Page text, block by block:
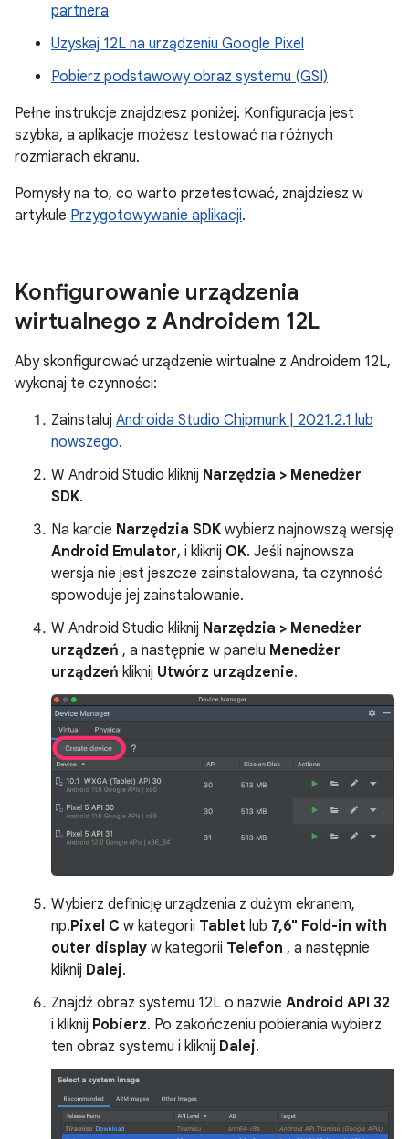
partnera
Uzyskaj 12L na urządzeniu Google Pixel
Pobierz podstawowy obraz systemu (GSI)
Pełne instrukcje znajdziesz poniżej. Konfiguracja jest
szybka, a aplikacje możesz testować na różnych
rozmiarach ekranu.
Pomysły na to, co warto przetestować, znajdziesz w
artykule Przygotowywanie aplikacji.
Konfigurowanie urządzenia
wirtualnego z Androidem 12L
Aby skonfigurować urządzenie wirtualne z Androidem 12L,
wykonaj te czynności:
Zainstaluj Androida Studio Chipmunk | 2021.2.1 lub
nowszego.
W Android Studio kliknij Narzędzia > Menedżer
SDK.
Na karcie Narzędzia SDK wybierz najnowszą wersję
Android Emulator, i kliknij OK. Jeśli najnowsza
wersja nie jest jeszcze zainstalowana, ta czynność
spowoduje jej zainstalowanie.
W Android Studio kliknij Narzędzia > Menedżer
urządzeń , a następnie w panelu Menedżer
urządzeń kliknij Utwórz urządzenie.
Wybierz definicję urządzenia z dużym ekranem,
np.Pixel C w kategorii Tablet lub 7,6" Fold-in with
outer display w kategorii Telefon , a następnie
kliknij Dalej.
Znajdź obraz systemu 12L o nazwie Android API 32
i kliknij Pobierz. Po zakończeniu pobierania wybierz
ten obraz systemu i kliknij Dalej.